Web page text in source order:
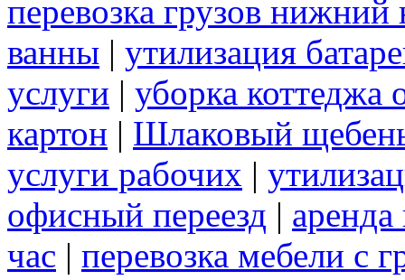
перевозка грузов нижний
ванны | утилизация
услуги | уборка коттеджа
картон | Шлаковый
услуги рабочих |
офисный переезд | аренда
час | перевозка мебели с